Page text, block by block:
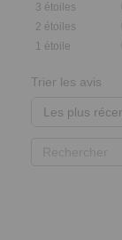
3 étoiles
2 étoiles
1 étoile
Trier les avis